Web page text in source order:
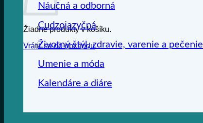
Žiadne produkty v košíku.
Vrátiť sa do obchodu
Náučná a odborná
Cudzojazyčná
Životný štýl, zdravie, varenie a pečenie
Umenie a móda
Kalendáre a diáre